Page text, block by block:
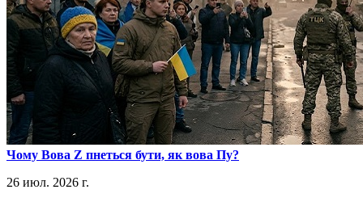
​Чому Вова Z пнеться бути, як вова Пу?
26 июл. 2026 г.